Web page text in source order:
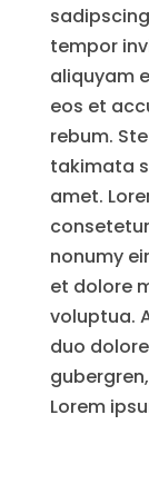
tempor
aliquyam
eos et
rebum.
takimata
amet.
nonumy
et dolore
voluptua.
duo
Lorem